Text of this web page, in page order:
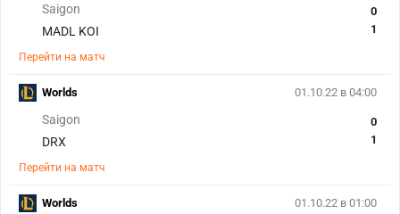
Saigon
MADL KOI
0
1
Перейти на матч
01.10.22 в 04:00
Saigon
DRX
0
1
Перейти на матч
Worlds
01.10.22 в 01:00
Worlds